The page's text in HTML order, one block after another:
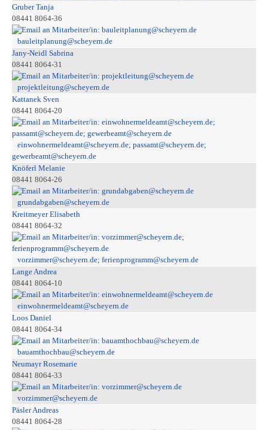
Gruber Tanja
08441 8064-36
bauleitplanung@scheyern.de
Jany-Neidl Sabrina
08441 8064-31
projektleitung@scheyern.de
Kattanek Sven
08441 8064-20
einwohnermeldeamt@scheyern.de; passamt@scheyern.de;
gewerbeamt@scheyern.de
Knöferl Melanie
08441 8064-26
grundabgaben@scheyern.de
Kreitmeyer Elisabeth
08441 8064-32
vorzimmer@scheyern.de; ferienprogramm@scheyern.de
Lange Andrea
08441 8064-10
einwohnermeldeamt@scheyern.de
Loos Daniel
08441 8064-34
bauamthochbau@scheyern.de
Neumayr Rosemarie
08441 8064-33
vorzimmer@scheyern.de
Päsler Andreas
08441 8064-28